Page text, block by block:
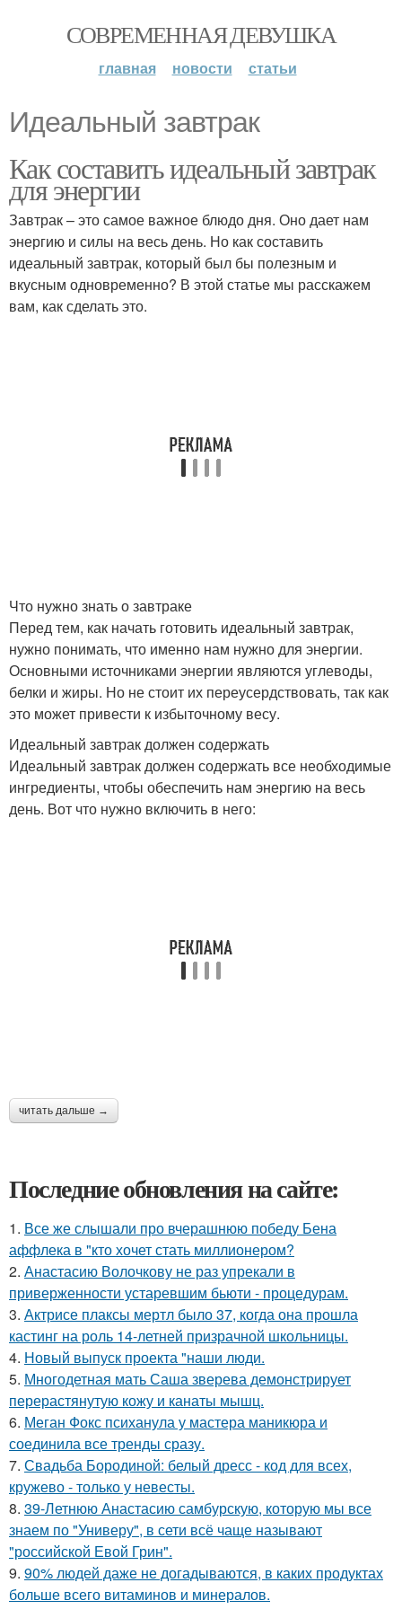
СОВРЕМЕННАЯ ДЕВУШКА
главная новости статьи
Идеальный завтрак
Как составить идеальный завтрак
для энергии
Завтрак – это самое важное блюдо дня. Оно дает нам
энергию и силы на весь день. Но как составить
идеальный завтрак, который был бы полезным и
вкусным одновременно? В этой статье мы расскажем
вам, как сделать это.
Что нужно знать о завтраке
Перед тем, как начать готовить идеальный завтрак,
нужно понимать, что именно нам нужно для энергии.
Основными источниками энергии являются углеводы,
белки и жиры. Но не стоит их переусердствовать, так как
это может привести к избыточному весу.
Идеальный завтрак должен содержать
Идеальный завтрак должен содержать все необходимые
ингредиенты, чтобы обеспечить нам энергию на весь
день. Вот что нужно включить в него:
читать дальше →
Последние обновления на сайте:
1. Все же слышали про вчерашнюю победу Бена
аффлека в "кто хочет стать миллионером?
2. Анастасию Волочкову не раз упрекали в
приверженности устаревшим бьюти - процедурам.
3. Актрисе плаксы мертл было 37, когда она прошла
кастинг на роль 14-летней призрачной школьницы.
4. Новый выпуск проекта "наши люди.
5. Многодетная мать Саша зверева демонстрирует
перерастянутую кожу и канаты мышц.
6. Меган Фокс психанула у мастера маникюра и
соединила все тренды сразу.
7. Свадьба Бородиной: белый дресс - код для всех,
кружево - только у невесты.
8. 39-Летнюю Анастасию самбурскую, которую мы все
знаем по "Универу", в сети всё чаще называют
"российской Евой Грин".
9. 90% людей даже не догадываются, в каких продуктах
больше всего витаминов и минералов.